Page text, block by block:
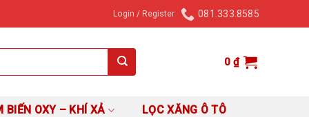
Login / Register 081.333.8585
0₫
BIẾN OXY – KHÍ XẢ LỌC XĂNG Ô TÔ